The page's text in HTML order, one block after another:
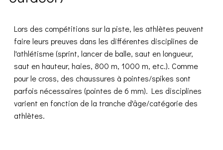
Lors des compétitions sur la piste, les athlètes peuvent
faire leurs preuves dans les différentes disciplines de
l'athlétisme (sprint, lancer de balle, saut en longueur,
saut en hauteur, haies, 800 m, 1000 m, etc.). Comme
pour le cross, des chaussures à pointes/spikes sont
parfois nécessaires (pointes de 6 mm). Les disciplines
varient en fonction de la tranche d'âge/catégorie des
athlètes.